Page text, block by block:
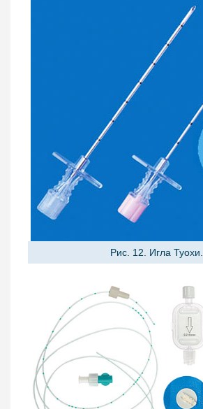
Рис. 12. Игла Туохи.